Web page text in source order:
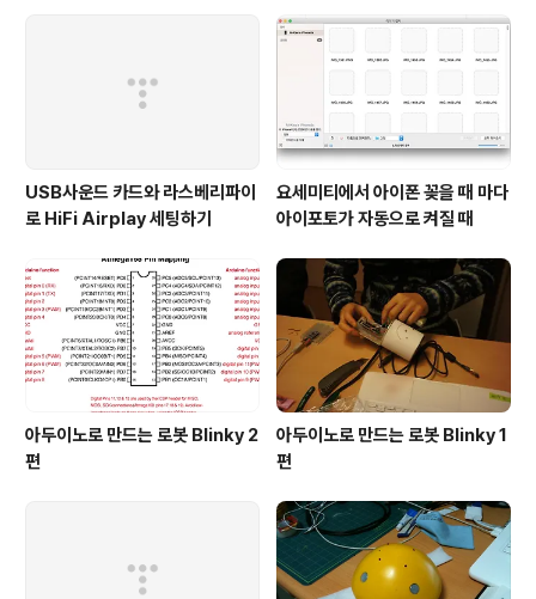
USB사운드 카드와 라스베리파이
로 HiFi Airplay 세팅하기
요세미티에서 아이폰 꽂을 때 마다
아이포토가 자동으로 켜질 때
아두이노로 만드는 로봇 Blinky 2
편
아두이노로 만드는 로봇 Blinky 1
편